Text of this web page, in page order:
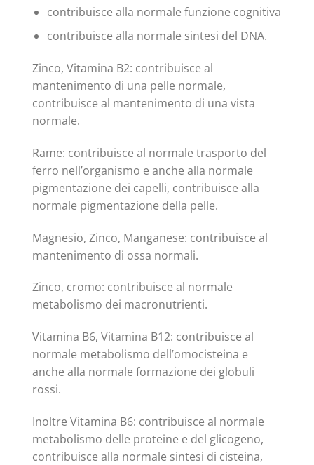
contribuisce alla normale funzione cognitiva
contribuisce alla normale sintesi del DNA.
Zinco, Vitamina B2: contribuisce al
mantenimento di una pelle normale,
contribuisce al mantenimento di una vista
normale.
Rame: contribuisce al normale trasporto del
ferro nell’organismo e anche alla normale
pigmentazione dei capelli, contribuisce alla
normale pigmentazione della pelle.
Magnesio, Zinco, Manganese: contribuisce al
mantenimento di ossa normali.
Zinco, cromo: contribuisce al normale
metabolismo dei macronutrienti.
Vitamina B6, Vitamina B12: contribuisce al
normale metabolismo dell’omocisteina e
anche alla normale formazione dei globuli
rossi.
Inoltre Vitamina B6: contribuisce al normale
metabolismo delle proteine e del glicogeno,
contribuisce alla normale sintesi di cisteina,